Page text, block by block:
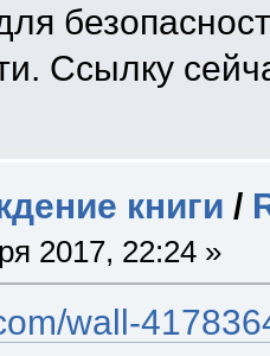
Ссылку
книги /
2017, 22:24 »
wall-